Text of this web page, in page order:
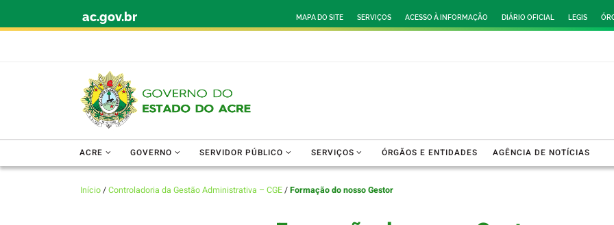
ac.gov.br MAPA DO SITE SERVIÇOS ACESSO À INFORMAÇÃO DIÁRIO OFICIAL LEGIS
ACRE GOVERNO SERVIDOR PÚBLICO SERVIÇOS ÓRGÃOS E ENTIDADES AGÊNCIA DE NOTÍCIAS
Início/Controladoria da Gestão Administrativa – CGE/Formação do nosso Gestor